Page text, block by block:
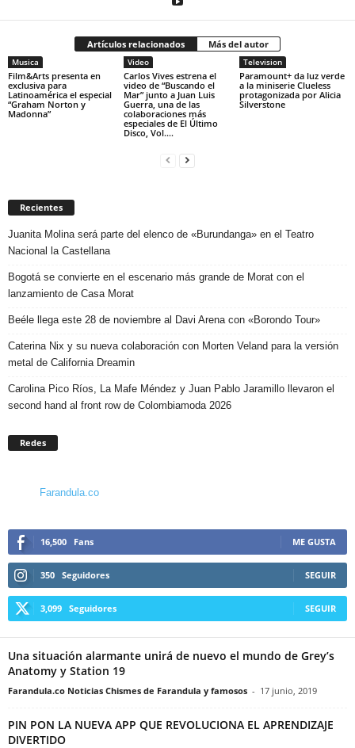
Artículos relacionados Más del autor
Musica
Film&Arts presenta en
exclusiva para
Latinoamérica el especial
“Graham Norton y
Madonna”
Video
Carlos Vives estrena el
video de “Buscando el
Mar” junto a Juan Luis
Guerra, una de las
colaboraciones más
especiales de El Último
Disco, Vol....
Television
Paramount+ da luz verde
a la miniserie Clueless
protagonizada por Alicia
Silverstone
Recientes
Juanita Molina será parte del elenco de «Burundanga» en el Teatro
Nacional la Castellana
Bogotá se convierte en el escenario más grande de Morat con el
lanzamiento de Casa Morat
Beéle llega este 28 de noviembre al Davi Arena con «Borondo Tour»
Caterina Nix y su nueva colaboración con Morten Veland para la versión
metal de California Dreamin
Carolina Pico Ríos, La Mafe Méndez y Juan Pablo Jaramillo llevaron el
second hand al front row de Colombiamoda 2026
Redes
Farandula.co
16,500 Fans ME GUSTA
350 Seguidores SEGUIR
3,099 Seguidores SEGUIR
Una situación alarmante unirá de nuevo el mundo de Grey’s
Anatomy y Station 19
Farandula.co Noticias Chismes de Farandula y famosos - 17 junio, 2019
PIN PON LA NUEVA APP QUE REVOLUCIONA EL APRENDIZAJE
DIVERTIDO